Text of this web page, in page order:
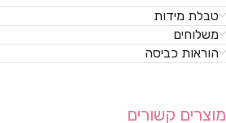
טבלת מידות
משלוחים
הוראות כביסה
מוצרים קשורים